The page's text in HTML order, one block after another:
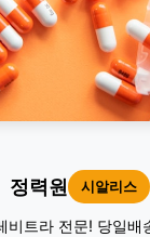
정력원 시알리스
비트라 전문! 당일배